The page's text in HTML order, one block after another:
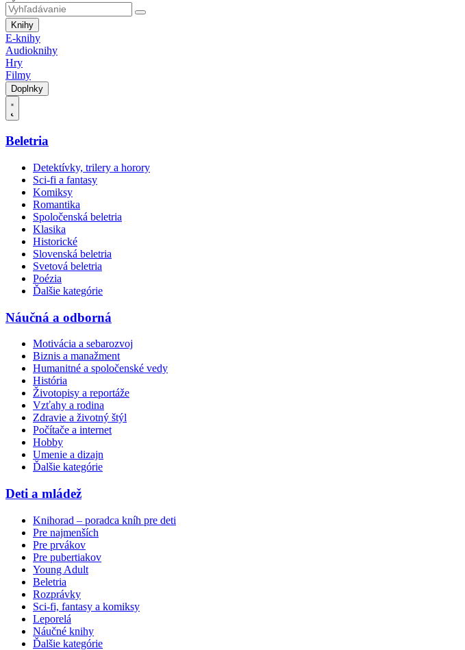
Knihy
E-knihy
Audioknihy
Hry
Filmy
Doplnky
Beletria
Detektívky, trilery a horory
Sci-fi a fantasy
Komiksy
Romantika
Spoločenská beletria
Klasika
Historické
Slovenská beletria
Svetová beletria
Poézia
Ďalšie kategórie
Náučná a odborná
Motivácia a sebarozvoj
Biznis a manažment
Humanitné a spoločenské vedy
História
Životopisy a reportáže
Vzťahy a rodina
Zdravie a životný štýl
Počítače a internet
Hobby
Umenie a dizajn
Ďalšie kategórie
Deti a mládež
Knihorad – poradca kníh pre deti
Pre najmenších
Pre prvákov
Pre pubertiakov
Young Adult
Beletria
Rozprávky
Sci-fi, fantasy a komiksy
Leporelá
Náučné knihy
Ďalšie kategórie